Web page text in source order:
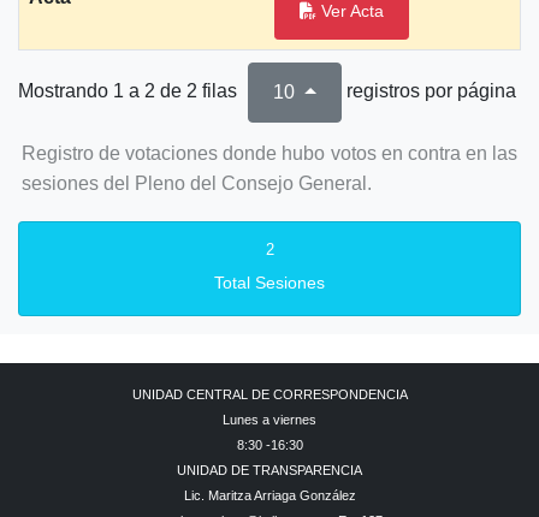
Ver Acta
Mostrando 1 a 2 de 2 filas 10 registros por página
Registro de votaciones donde hubo votos en contra en las
sesiones del Pleno del Consejo General.
2
Total Sesiones
UNIDAD CENTRAL DE CORRESPONDENCIA
Lunes a viernes
8:30 -16:30
UNIDAD DE TRANSPARENCIA
Lic. Maritza Arriaga González